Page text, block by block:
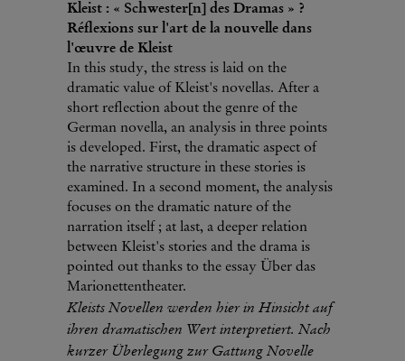
Kleist : « Schwester[n] des Dramas » ?
Réflexions sur l'art de la nouvelle dans
l'œuvre de Kleist
In this study, the stress is laid on the
dramatic value of Kleist's novellas. After a
short reflection about the genre of the
German novella, an analysis in three points
is developed. First, the dramatic aspect of
the narrative structure in these stories is
examined. In a second moment, the analysis
focuses on the dramatic nature of the
narration itself ; at last, a deeper relation
between Kleist's stories and the drama is
pointed out thanks to the essay Über das
Marionettentheater.
Kleists Novellen werden hier in Hinsicht auf
ihren dramatischen Wert interpretiert. Nach
kurzer Überlegung zur Gattung Novelle